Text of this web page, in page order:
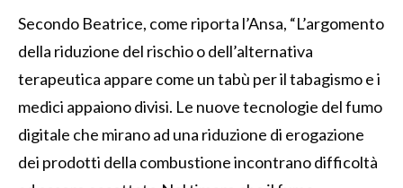
Secondo Beatrice, come riporta l’Ansa, “L’argomento
della riduzione del rischio o dell’alternativa
terapeutica appare come un tabù per il tabagismo e i
medici appaiono divisi. Le nuove tecnologie del fumo
digitale che mirano ad una riduzione di erogazione
dei prodotti della combustione incontrano difficoltà